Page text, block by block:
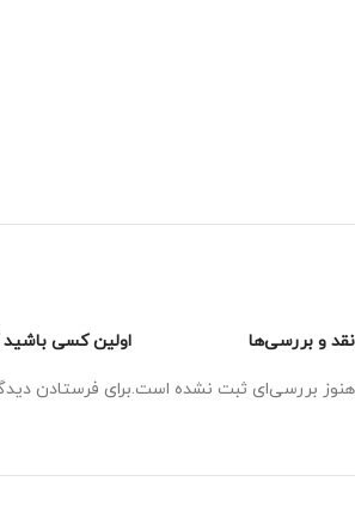
نقد و بررسی‌ها
هنوز بررسی‌ای ثبت نشده است.
اولین کسی باشید
برای فرستادن